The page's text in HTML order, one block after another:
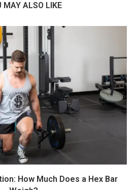
MAY ALSO LIKE
How Much Does a Hex Bar